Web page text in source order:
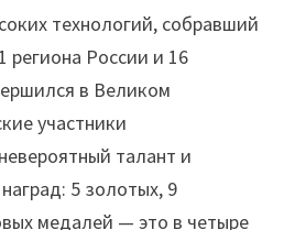
технологий, собравший
региона России и 16
в Великом
участники
талант и
5 золотых, 9
медалей — это в четыре